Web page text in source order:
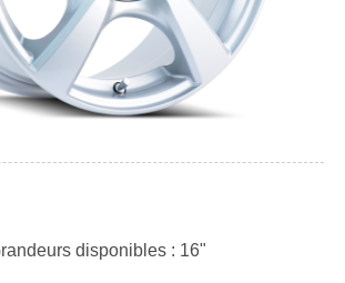
disponibles : 16"